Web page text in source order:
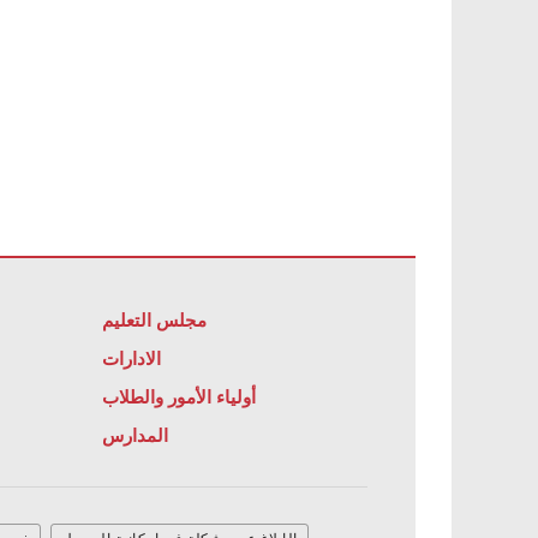
مجلس التعليم
الادارات
أولياء الأمور والطلاب
المدارس